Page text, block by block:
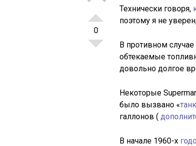
0
Технически говоря,
поэтому я не
В противном случае
обтекаемые
довольно долгое
Некоторые
было вызвано «
галлонов (
В начале 1960-х